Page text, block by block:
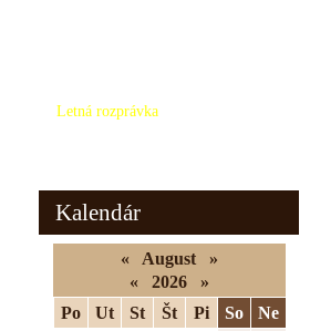
Letná rozprávka
Kalendár
« August
»
«
2026
»
Po
Ut St Št Pi So
Ne